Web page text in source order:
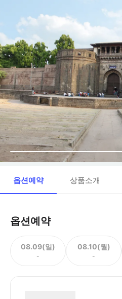
옵션예약 상품소개
옵션예약
08.09(일)
-
08.10(월)
-